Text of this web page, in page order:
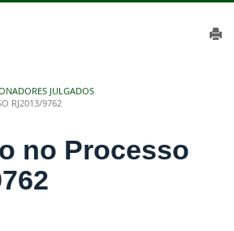
JULGADOS
RJ2013/9762
no Processo